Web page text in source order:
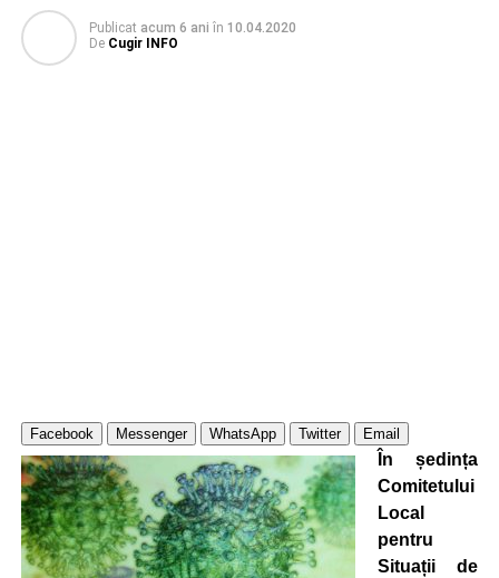
Publicat acum 6 ani în 10.04.2020
De Cugir INFO
Facebook Messenger WhatsApp Twitter Email
În ședința
Comitetului
Local
pentru
Situații de